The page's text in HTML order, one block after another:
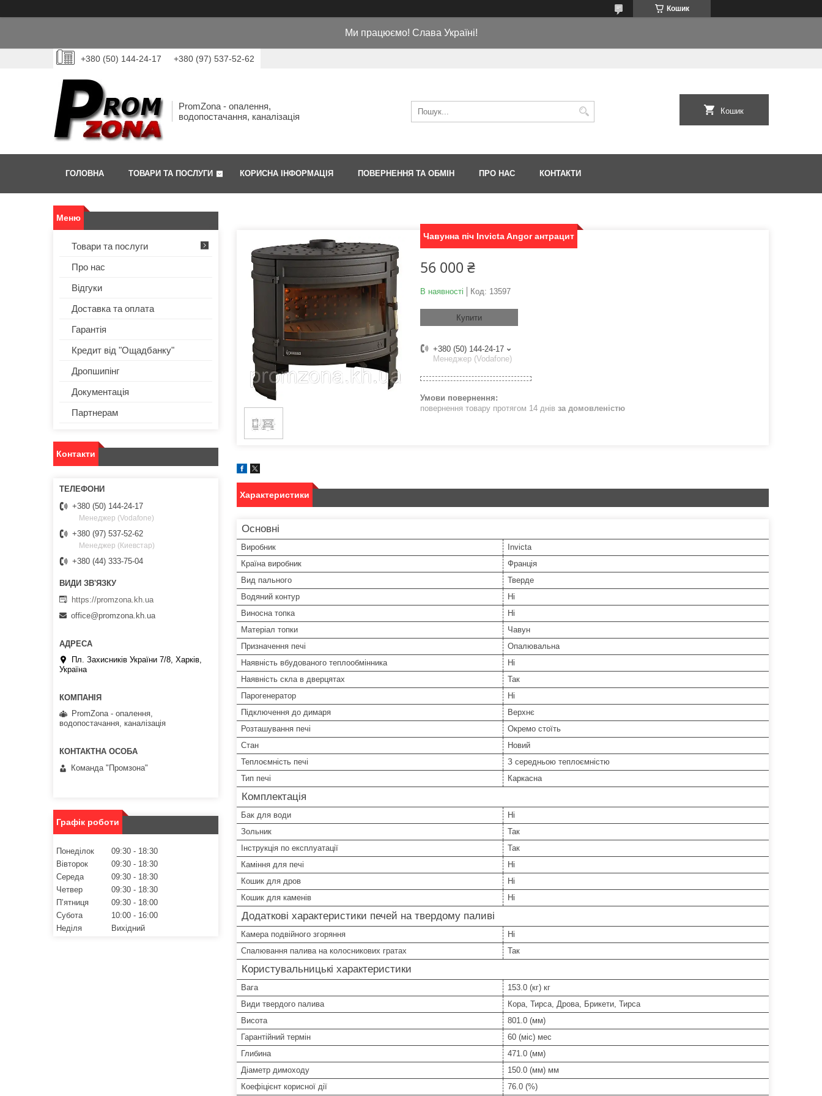
Кошик
Ми працюємо! Слава Україні!
+380 (50) 144-24-17 +380 (97) 537-52-62
PromZona - опалення,
водопостачання, каналізація
Кошик
ГОЛОВНА ТОВАРИ ТА ПОСЛУГИ КОРИСНА ІНФОРМАЦІЯ ПОВЕРНЕННЯ ТА ОБМІН ПРО НАС КОНТАКТИ
Чавунна піч Invicta Angor антрацит
56 000 ₴
В наявності Код: 13597
Купити
+380 (50) 144-24-17
Менеджер (Vodafone)
повернення товару протягом 14 днів за домовленістю
Характеристики
Основні
Виробник
Invicta
Країна виробник
Франція
Вид пального
Тверде
Водяний контур
Ні
Виносна топка
Ні
Матеріал топки
Чавун
Призначення печі
Опалювальна
Наявність вбудованого теплообмінника
Ні
Наявність скла в дверцятах
Так
Парогенератор
Ні
Підключення до димаря
Верхнє
Розташування печі
Окремо стоїть
Стан
Новий
Теплоємність печі
З середньою теплоємністю
Тип печі
Каркасна
Комплектація
Бак для води
Ні
Зольник
Так
Інструкція по експлуатації
Так
Каміння для печі
Ні
Кошик для дров
Ні
Кошик для каменів
Ні
Додаткові характеристики печей на твердому паливі
Камера подвійного згоряння
Ні
Спалювання палива на колосникових гратах
Так
Користувальницькі характеристики
Вага
153.0 (кг) кг
Види твердого палива
Кора, Тирса, Дрова, Брикети, Тирса
Висота
801.0 (мм)
Гарантійний термін
60 (міс) мес
Глибина
471.0 (мм)
Діаметр димоходу
150.0 (мм) мм
Коефіцієнт корисної дії
76.0 (%)
Товари та послуги
Про нас
Відгуки
Доставка та оплата
Гарантія
Кредит від "Ощадбанку"
Дропшипінг
Документація
Партнерам
Контакти
+380 (50) 144-24-17
Менеджер (Vodafone)
+380 (97) 537-52-62
Менеджер (Киевстар)
+380 (44) 333-75-04
https://promzona.kh.ua
office@promzona.kh.ua
Пл. Захисників України 7/8, Харків,
Україна
PromZona - опалення,
водопостачання, каналізація
Команда "Промзона"
Графік роботи
Понеділок 09:30
18:30
Вівторок
09:30
18:30
Середа
09:30
18:30
Четвер
09:30
18:30
Пʼятниця
09:30
18:00
Субота
10:00
16:00
Неділя
Вихідний